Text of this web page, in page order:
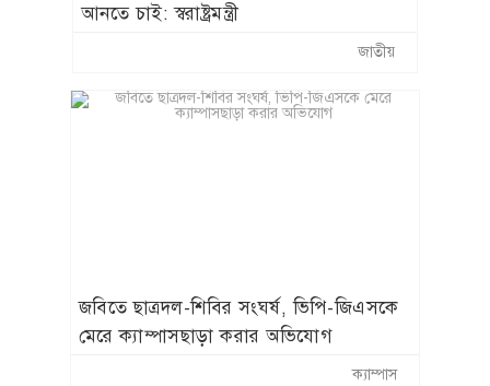
আনতে চাই: স্বরাষ্ট্রমন্ত্রী
জাতীয়
জবিতে ছাত্রদল-শিবির সংঘর্ষ, ভিপি-জিএসকে
মেরে ক্যাম্পাসছাড়া করার অভিযোগ
ক্যাম্পাস